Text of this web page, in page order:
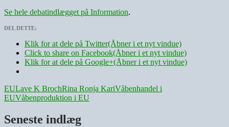
Se hele debatindlægget på Information.
DEL DETTE:
Klik for at dele på Twitter(Åbner i et nyt vindue)
Click to share on Facebook(Åbner i et nyt vindue)
Klik for at dele på Google+(Åbner i et nyt vindue)
EULave K BrochRina Ronja KariVåbenhandel i
EUVåbenproduktion i EU
Seneste indlæg